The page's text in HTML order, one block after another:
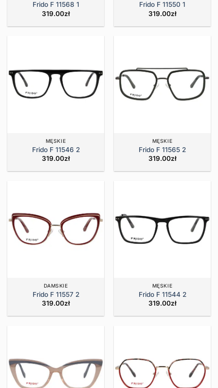
Frido F 11568 1
319.00zł
Frido F 11550 1
319.00zł
MĘSKIE
Frido F 11546 2
319.00zł
MĘSKIE
Frido F 11565 2
319.00zł
DAMSKIE
Frido F 11557 2
319.00zł
MĘSKIE
Frido F 11544 2
319.00zł